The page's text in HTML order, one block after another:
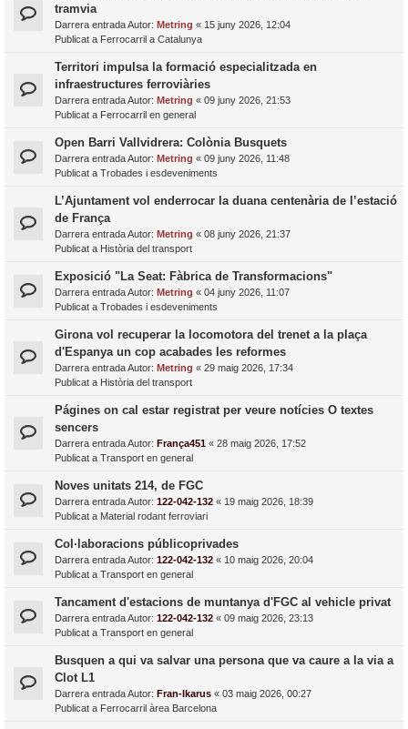
tramvia
Darrera entrada Autor: Metring « 15 juny 2026, 12:04
Publicat a Ferrocarril a Catalunya
Territori impulsa la formació especialitzada en
infraestructures ferroviàries
Darrera entrada Autor: Metring « 09 juny 2026, 21:53
Publicat a Ferrocarril en general
Open Barri Vallvidrera: Colònia Busquets
Darrera entrada Autor: Metring « 09 juny 2026, 11:48
Publicat a Trobades i esdeveniments
L’Ajuntament vol enderrocar la duana centenària de l’estació
de França
Darrera entrada Autor: Metring « 08 juny 2026, 21:37
Publicat a Història del transport
Exposició "La Seat: Fàbrica de Transformacions"
Darrera entrada Autor: Metring « 04 juny 2026, 11:07
Publicat a Trobades i esdeveniments
Girona vol recuperar la locomotora del trenet a la plaça
d'Espanya un cop acabades les reformes
Darrera entrada Autor: Metring « 29 maig 2026, 17:34
Publicat a Història del transport
Págines on cal estar registrat per veure notícies O textes
sencers
Darrera entrada Autor: França451 « 28 maig 2026, 17:52
Publicat a Transport en general
Noves unitats 214, de FGC
Darrera entrada Autor: 122-042-132 « 19 maig 2026, 18:39
Publicat a Material rodant ferroviari
Col·laboracions públicoprivades
Darrera entrada Autor: 122-042-132 « 10 maig 2026, 20:04
Publicat a Transport en general
Tancament d'estacions de muntanya d'FGC al vehicle privat
Darrera entrada Autor: 122-042-132 « 09 maig 2026, 23:13
Publicat a Transport en general
Busquen a qui va salvar una persona que va caure a la via a
Clot L1
Darrera entrada Autor: Fran-Ikarus « 03 maig 2026, 00:27
Publicat a Ferrocarril àrea Barcelona